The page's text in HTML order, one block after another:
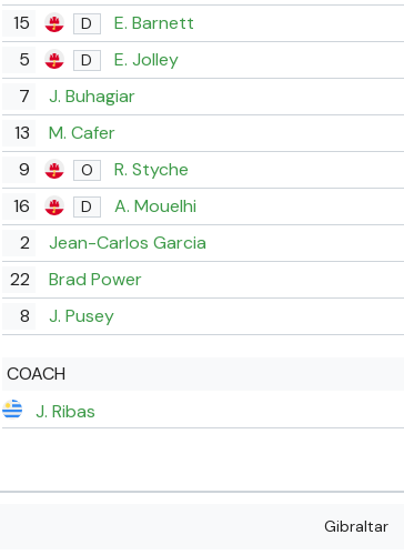
15 D
E. Barnett
5
D
E. Jolley
7
J. Buhagiar
13
M. Cafer
9
O
R. Styche
16
D
A. Mouelhi
2
Jean-Carlos Garcia
22
Brad Power
8
J. Pusey
COACH
J. Ribas
Gibraltar